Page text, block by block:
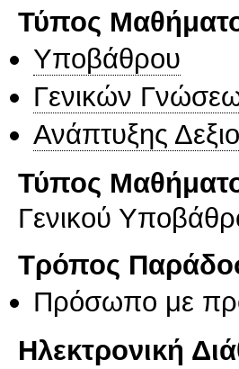
Τύπος
Υποβάθρου
Γενικών
Ανάπτυξης
Τύπος
Γενικού
Τρόπος
Πρόσωπο με
Ηλεκτρονική